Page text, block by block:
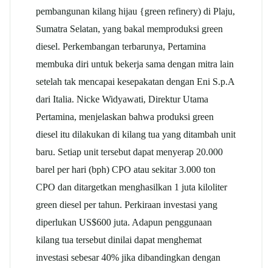
pembangunan kilang hijau {green refinery) di Plaju,
Sumatra Selatan, yang bakal memproduksi green
diesel. Perkembangan terbarunya, Pertamina
membuka diri untuk bekerja sama dengan mitra lain
setelah tak mencapai kesepakatan dengan Eni S.p.A
dari Italia. Nicke Widyawati, Direktur Utama
Pertamina, menjelaskan bahwa produksi green
diesel itu dilakukan di kilang tua yang ditambah unit
baru. Setiap unit tersebut dapat menyerap 20.000
barel per hari (bph) CPO atau sekitar 3.000 ton
CPO dan ditargetkan menghasilkan 1 juta kiloliter
green diesel per tahun. Perkiraan investasi yang
diperlukan US$600 juta. Adapun penggunaan
kilang tua tersebut dinilai dapat menghemat
investasi sebesar 40% jika dibandingkan dengan